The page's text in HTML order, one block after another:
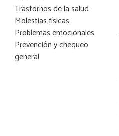
Trastornos de la salud
Molestias físicas
Problemas emocionales
Prevención y chequeo
general